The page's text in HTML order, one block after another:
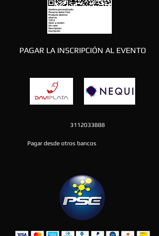
PAGAR LA INSCRIPCIÓN AL EVENTO
3112033888
Pagar desde otros bancos